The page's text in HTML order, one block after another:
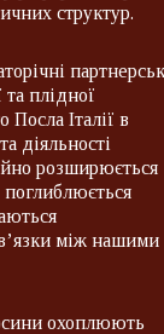
структур.
та плідної
Італії в
діяльності
розширюється
поглиблюється
між нашими
охоплюють